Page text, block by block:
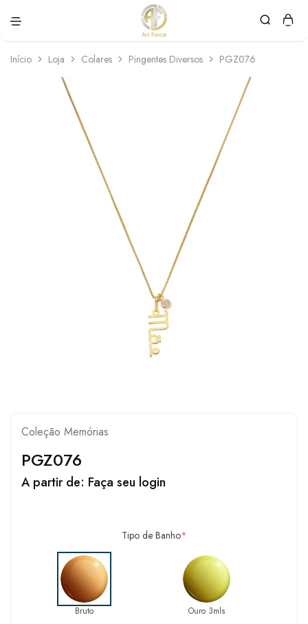
Force
personalizadas
Início Loja Colares Pingentes Diversos PGZ076
Coleção Memórias
PGZ076
A partir de: Faça seu login
Tipo de Banho*
Bruto Ouro 3mls